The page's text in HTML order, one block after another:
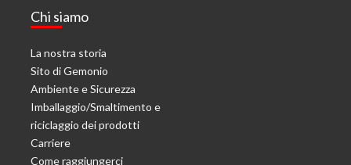
Chi siamo
La nostra storia
Sito di Gemonio
Ambiente e Sicurezza
Imballaggio/Smaltimento e
riciclaggio dei prodotti
Carriere
Come raggiungerci